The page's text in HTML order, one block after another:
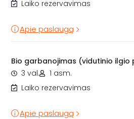
Laiko rezervavimas
Apie paslaugą
Bio garbanojimas (vidutinio ilgio
3 val.
1 asm.
Laiko rezervavimas
Apie paslaugą